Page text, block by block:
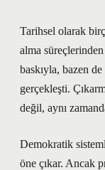
Tarihsel olarak
alma
baskıyla, bazen
gerçekleşti.
değil, aynı
Demokratik
öne çıkar. Ancak